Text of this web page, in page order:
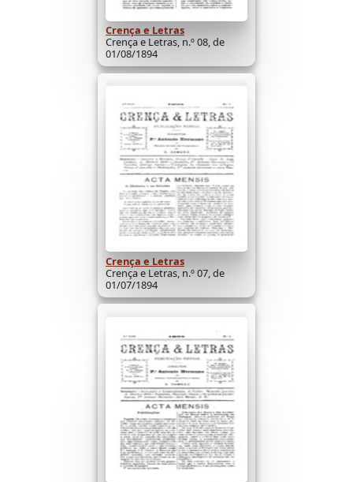
Crença e Letras
Crença e Letras, n.º 08, de
01/08/1894
Crença e Letras
Crença e Letras, n.º 07, de
01/07/1894